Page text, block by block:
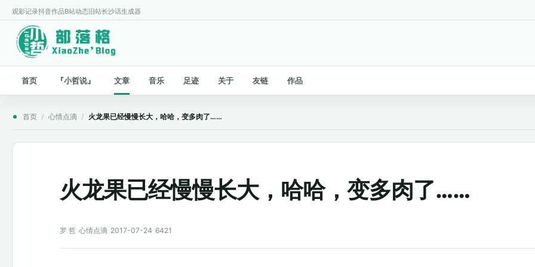
观影记录抖音作品B站动态 旧站长沙话生成器
首页 『小哲说』 文章 音乐 足迹 关于 友链 作品
首页 / 心情点滴 / 火龙果已经慢慢长大，哈哈，变多肉了……
火龙果已经慢慢长大，哈哈，变多肉了……
罗 哲 心情点滴 2017-07-24 6421